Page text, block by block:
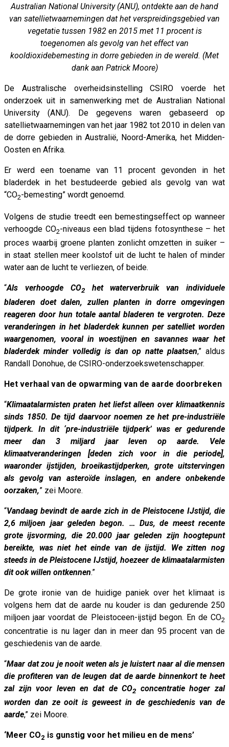
Australian National University (ANU), ontdekte aan de hand
van satellietwaarnemingen dat het verspreidingsgebied van
vegetatie tussen 1982 en 2015 met 11 procent is
toegenomen als gevolg van het effect van
kooldioxidebemesting in dorre gebieden in de wereld. (Met
dank aan Patrick Moore)
De Australische overheidsinstelling CSIRO voerde het
onderzoek uit in samenwerking met de Australian National
University (ANU). De gegevens waren gebaseerd op
satellietwaarnemingen van het jaar 1982 tot 2010 in delen van
de dorre gebieden in Australië, Noord-Amerika, het Midden-
Oosten en Afrika.
Er werd een toename van 11 procent gevonden in het
bladerdek in het bestudeerde gebied als gevolg van wat
“CO2-bemesting” wordt genoemd.
Volgens de studie treedt een bemestingseffect op wanneer
verhoogde CO2-niveaus een blad tijdens fotosynthese – het
proces waarbij groene planten zonlicht omzetten in suiker –
in staat stellen meer koolstof uit de lucht te halen of minder
water aan de lucht te verliezen, of beide.
“Als verhoogde CO2het waterverbruik van individuele
bladeren doet dalen, zullen planten in dorre omgevingen
reageren door hun totale aantal bladeren te vergroten. Deze
veranderingen in het bladerdek kunnen per satelliet worden
waargenomen, vooral in woestijnen en savannes waar het
bladerdek minder volledig is dan op natte plaatsen,” aldus
Randall Donohue, de CSIRO-onderzoekswetenschapper.
Het verhaal van de opwarming van de aarde doorbreken
“Klimaatalarmisten praten het liefst alleen over klimaatkennis
sinds 1850. De tijd daarvoor noemen ze het pre-industriële
tijdperk. In dit ‘pre-industriële tijdperk’ was er gedurende
meer dan 3 miljard jaar leven op aarde. Vele
klimaatveranderingen [deden zich voor in die periode],
waaronder ijstijden, broeikastijdperken, grote uitstervingen
als gevolg van asteroïde inslagen, en andere onbekende
oorzaken,” zei Moore.
“Vandaag bevindt de aarde zich in de Pleistocene IJstijd, die
2,6 miljoen jaar geleden begon. … Dus, de meest recente
grote ijsvorming, die 20.000 jaar geleden zijn hoogtepunt
bereikte, was niet het einde van de ijstijd. We zitten nog
steeds in de Pleistocene IJstijd, hoezeer de klimaatalarmisten
dit ook willen ontkennen.”
De grote ironie van de huidige paniek over het klimaat is
volgens hem dat de aarde nu kouder is dan gedurende 250
miljoen jaar voordat de Pleistoceen-ijstijd begon. En de CO2
concentratie is nu lager dan in meer dan 95 procent van de
geschiedenis van de aarde.
“Maar dat zou je nooit weten als je luistert naar al die mensen
die profiteren van de leugen dat de aarde binnenkort te heet
zal zijn voor leven en dat de CO2 concentratie hoger zal
worden dan ze ooit is geweest in de geschiedenis van de
aarde,” zei Moore.
‘Meer CO2 is gunstig voor het milieu en de mens’